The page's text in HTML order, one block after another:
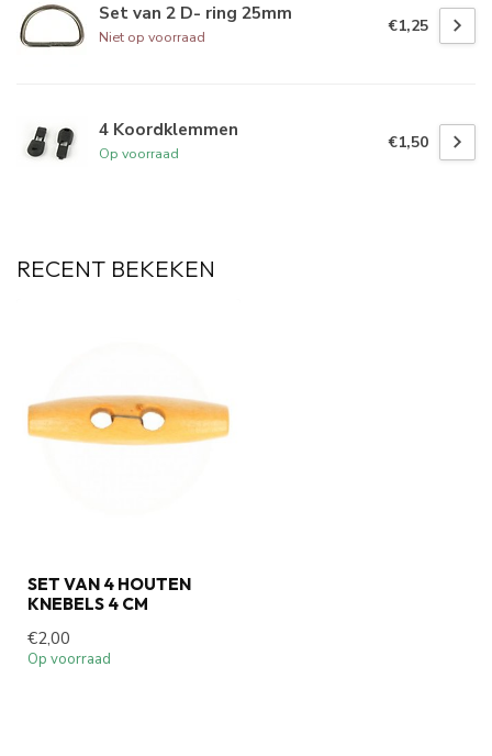
Set van 2 D- ring 25mm
Niet op voorraad
€1,25
4 Koordklemmen
Op voorraad
€1,50
RECENT BEKEKEN
SET VAN 4 HOUTEN
KNEBELS 4 CM
€2,00
Op voorraad